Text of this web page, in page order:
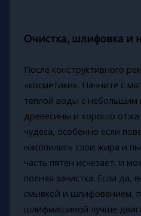
Очистка, шлифовка и
После конструктивного
«косметики». Начните с
тёплой воды с небольшим
древесины и хорошо
чудеса, особенно если
накопились слои жира и
часть пятен исчезает, и
полная зачистка. Если да,
смывкой и шлифованием,
шлифмашиной лучше